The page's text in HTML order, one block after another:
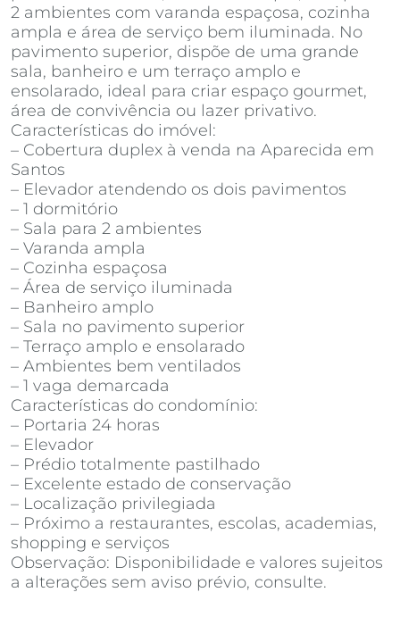
2 ambientes com varanda espaçosa, cozinha
ampla e área de serviço bem iluminada. No
pavimento superior, dispõe de uma grande
sala, banheiro e um terraço amplo e
ensolarado, ideal para criar espaço gourmet,
área de convivência ou lazer privativo.
Características do imóvel:
– Cobertura duplex à venda na Aparecida em
Santos
– Elevador atendendo os dois pavimentos
– 1 dormitório
– Sala para 2 ambientes
– Varanda ampla
– Cozinha espaçosa
– Área de serviço iluminada
– Banheiro amplo
– Sala no pavimento superior
– Terraço amplo e ensolarado
– Ambientes bem ventilados
– 1 vaga demarcada
Características do condomínio:
– Portaria 24 horas
– Elevador
– Prédio totalmente pastilhado
– Excelente estado de conservação
– Localização privilegiada
– Próximo a restaurantes, escolas, academias,
shopping e serviços
Observação: Disponibilidade e valores sujeitos
a alterações sem aviso prévio, consulte.